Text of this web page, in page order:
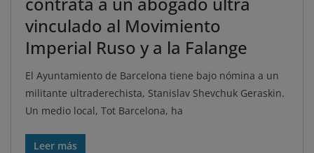
vinculado al Movimiento
Imperial Ruso y a la Falange
El Ayuntamiento de Barcelona tiene bajo nómina a un
militante ultraderechista, Stanislav Shevchuk Geraskin.
Un medio local, Tot Barcelona, ha
Leer más